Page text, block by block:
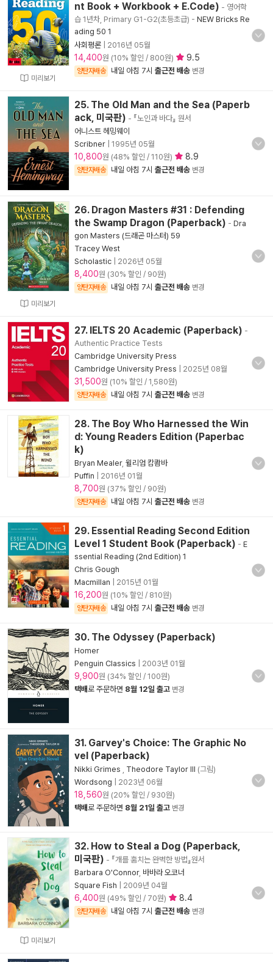
미리보기
nt Book + Workbook + E.Code) - 영어학
습 1년차, Primary G1-G2(초등초급) - NEW Bricks Re
ading 50 1
사회평론
2016년 05월
14,400원 (10% 할인 / 800원) 9.5
양탄자배송 내일 아침 7시 출근전 배송 변경
25. The Old Man and the Sea (Paperb
ack, 미국판) - 『노인과 바다』 원서
어니스트 헤밍웨이
Scribner
1995년 05월
10,800원 (48% 할인 / 110원) 8.9
양탄자배송 내일 아침 7시 출근전 배송 변경
미리보기
26. Dragon Masters #31 : Defending
the Swamp Dragon (Paperback) - Dra
gon Masters (드래곤 마스터) 59
Tracey West
Scholastic
2026년 05월
8,400원 (30% 할인 / 90원)
양탄자배송 내일 아침 7시 출근전 배송 변경
27. IELTS 20 Academic (Paperback) -
Authentic Practice Tests
Cambridge University Press
Cambridge University Press
2025년 08월
31,500원 (10% 할인 / 1,580원)
양탄자배송 내일 아침 7시 출근전 배송 변경
28. The Boy Who Harnessed the Win
d: Young Readers Edition (Paperbac
k)
Bryan Mealer, 윌리엄 캄쾀바
Puffin
2016년 01월
8,700원 (37% 할인 / 90원)
양탄자배송 내일 아침 7시 출근전 배송 변경
29. Essential Reading Second Edition
Level 1 Student Book (Paperback) - E
ssential Reading (2nd Edition) 1
Chris Gough
Macmillan
2015년 01월
16,200원 (10% 할인 / 810원)
양탄자배송 내일 아침 7시 출근전 배송 변경
30. The Odyssey (Paperback)
Homer
Penguin Classics
2003년 01월
9,900원 (34% 할인 / 100원)
택배로 주문하면 8월 12일 출고 변경
31. Garvey's Choice: The Graphic No
vel (Paperback)
Nikki Grimes Theodore Taylor III (그림)
Wordsong
2023년 06월
18,560원 (20% 할인 / 930원)
택배로 주문하면 8월 21일 출고 변경
미리보기
32. How to Steal a Dog (Paperback,
미국판) - 『개를 훔치는 완벽한 방법』원서
Barbara O'Connor, 바바라 오코너
Square Fish
2009년 04월
6,400원 (49% 할인 / 70원) 8.4
양탄자배송 내일 아침 7시 출근전 배송 변경